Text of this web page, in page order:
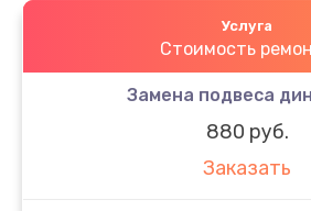
Услуга
Стоимость
Замена подвеса
880 руб.
Заказать